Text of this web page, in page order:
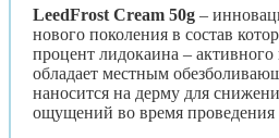
LeedFrost Cream 50g –
нового поколения в состав
процент лидокаина –
обладает местным
наносится на дерму для
ощущений во время